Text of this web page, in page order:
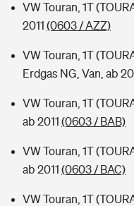
VW Touran, 1T
2011 (0603 / AZZ)
VW Touran, 1T
Erdgas NG, Van, ab
VW Touran, 1T
ab 2011 (0603 / BAB)
VW Touran, 1T
ab 2011 (0603 / BAC)
VW Touran, 1T